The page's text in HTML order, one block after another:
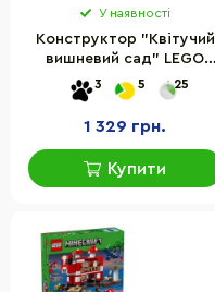
У наявності
Конструктор "Квітучий
вишневий сад" LEGO
21260, 304 делатей
3 5 25
1 329 грн.
Купити